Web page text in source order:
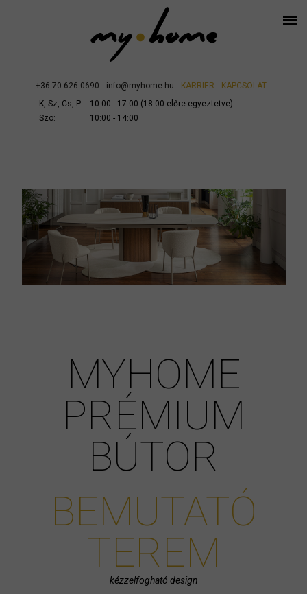
+36 70 626 0690 info@myhome.hu KARRIER
KAPCSOLAT
K, Sz, Cs, P:
10:00 - 17:00 (18:00 előre egyeztetve)
Szo:
10:00 - 14:00
MYHOME
PRÉMIUM
BÚTOR
BEMUTATÓ
TEREM
kézzelfogható design